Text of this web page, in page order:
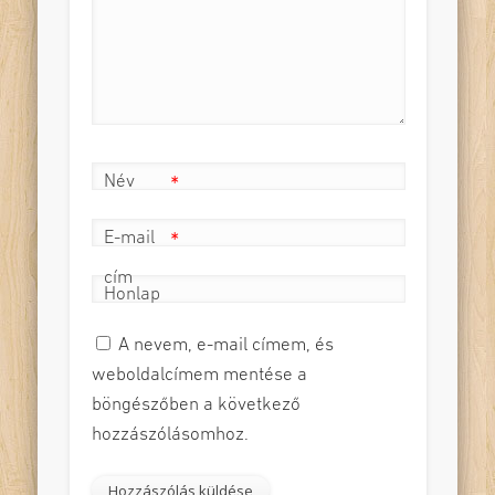
Név *
E-mail
cím
*
Honlap
A nevem, e-mail címem, és
weboldalcímem mentése a
böngészőben a következő
hozzászólásomhoz.